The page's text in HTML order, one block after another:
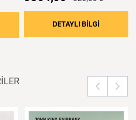
Eşyaya Teslim Olmayan Ahlak
DETAYLI BİLGİ